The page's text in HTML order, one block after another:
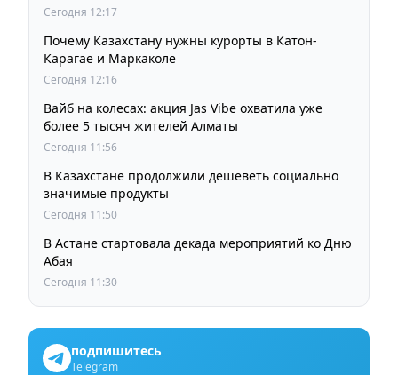
Сегодня 12:17
Почему Казахстану нужны курорты в Катон-
Карагае и Маркаколе
Сегодня 12:16
Вайб на колесах: акция Jas Vibe охватила уже
более 5 тысяч жителей Алматы
Сегодня 11:56
В Казахстане продолжили дешеветь социально
значимые продукты
Сегодня 11:50
В Астане стартовала декада мероприятий ко Дню
Абая
Сегодня 11:30
подпишитесь
Telegram